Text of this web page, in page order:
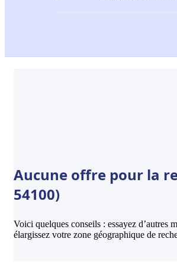
Aucune offre pour la
54100)
Voici quelques conseils : essayez d’autres
élargissez votre zone géographique de